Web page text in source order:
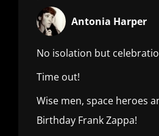
Antonia Harper
No isolation but
Time out!
Wise men, space heroes
Birthday Frank Zappa!